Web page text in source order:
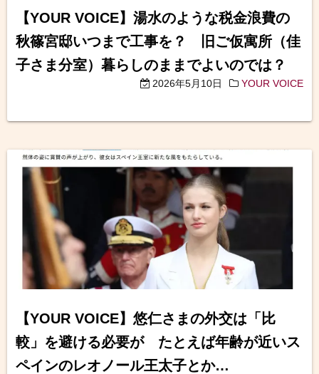
【YOUR VOICE】湯水のような税金浪費の
秋篠宮邸いつまで工事を？ 旧ご仮寓所（佳
子さま分室）暮らしのままでよいのでは？
2026年5月10日 YOUR VOICE
【YOUR VOICE】悠仁さまの外交は「比
較」を避ける必要が たとえば年齢が近いス
ペインのレオノール王太子とか…